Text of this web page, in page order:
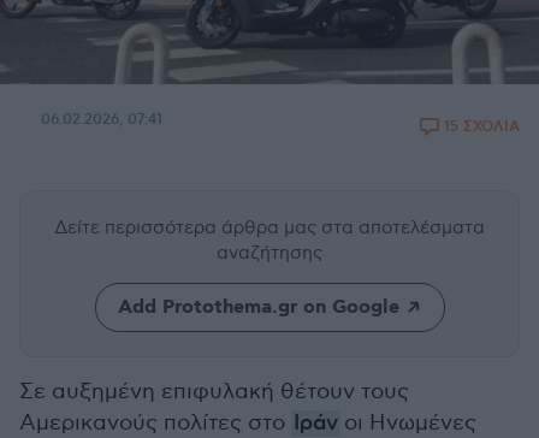
06.02.2026, 07:41 15 ΣΧΟΛΙΑ
Δείτε περισσότερα άρθρα μας στα αποτελέσματα
αναζήτησης
Add Protothema.gr on Google
Σε αυξημένη επιφυλακή θέτουν τους
Αμερικανούς πολίτες στο Ιράν οι Ηνωμένες